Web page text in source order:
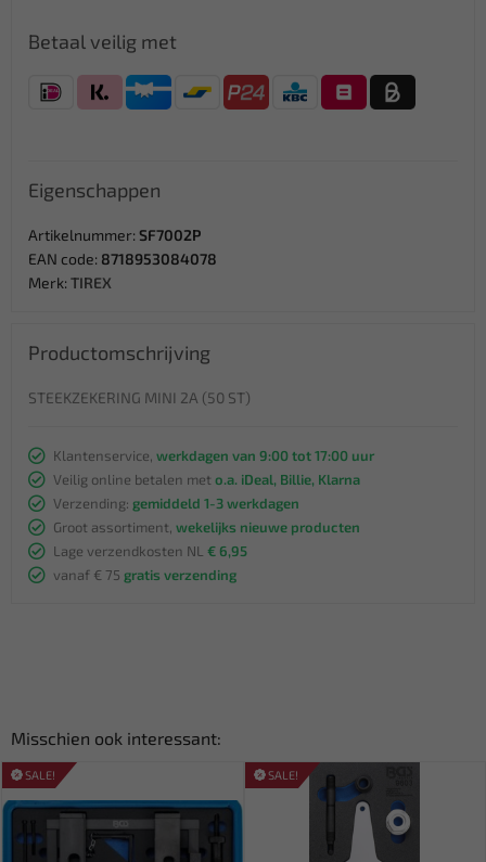
Betaal veilig met
Eigenschappen
Artikelnummer: SF7002P
EAN code: 8718953084078
Merk: TIREX
Productomschrijving
STEEKZEKERING MINI 2A (50 ST)
Klantenservice, werkdagen van 9:00 tot 17:00 uur
Veilig online betalen met o.a. iDeal, Billie, Klarna
Verzending: gemiddeld 1-3 werkdagen
Groot assortiment, wekelijks nieuwe producten
Lage verzendkosten NL € 6,95
vanaf € 75 gratis verzending
Misschien ook interessant:
SALE! SALE!